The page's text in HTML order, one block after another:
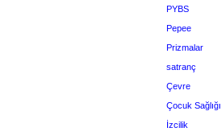
PYBS
Pepee
Prizmalar
satranç
Çevre
Çocuk Sağlığı
İzcilik